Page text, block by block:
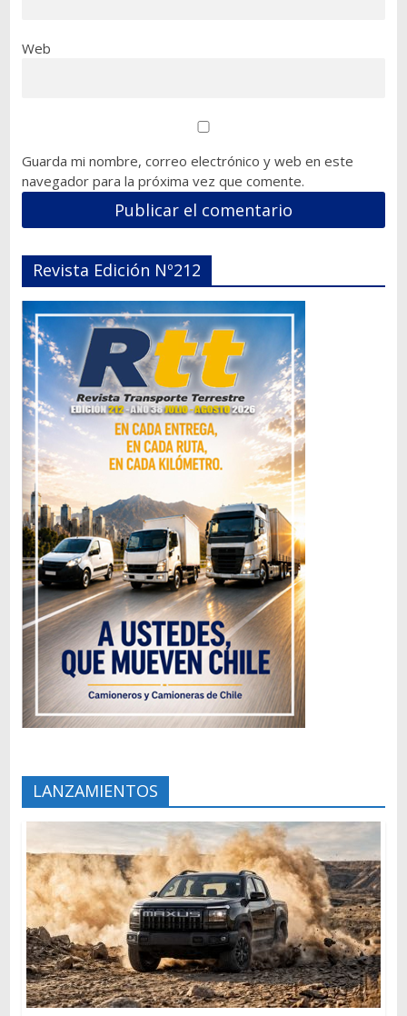
Web
Guarda mi nombre, correo electrónico y web en este
navegador para la próxima vez que comente.
Revista Edición Nº212
LANZAMIENTOS